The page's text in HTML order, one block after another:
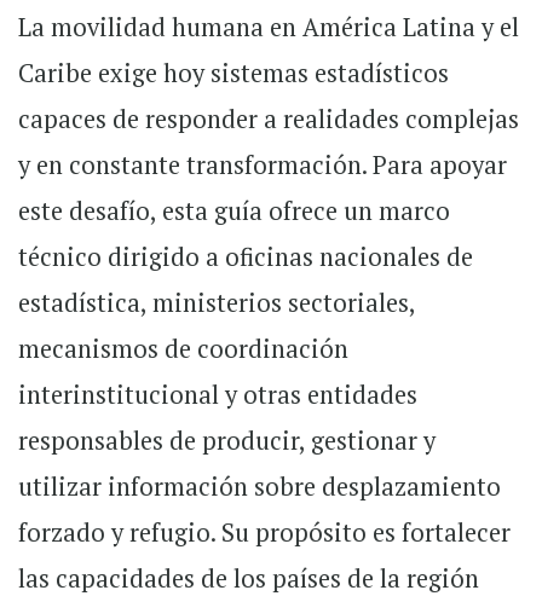
La movilidad humana en América Latina y el
Caribe exige hoy sistemas estadísticos
capaces de responder a realidades complejas
y en constante transformación. Para apoyar
este desafío, esta guía ofrece un marco
técnico dirigido a oficinas nacionales de
estadística, ministerios sectoriales,
mecanismos de coordinación
interinstitucional y otras entidades
responsables de producir, gestionar y
utilizar información sobre desplazamiento
forzado y refugio. Su propósito es fortalecer
las capacidades de los países de la región